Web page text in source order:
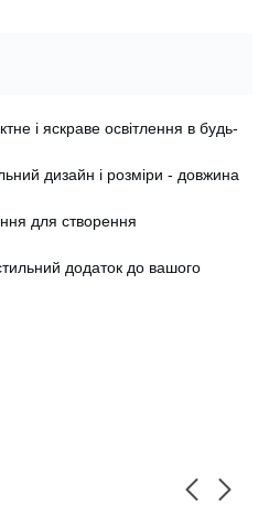
і яскраве освітлення в будь-
дизайн і розміри - довжина
для створення
додаток до вашого